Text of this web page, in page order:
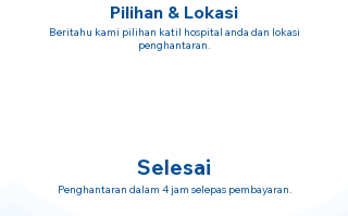
Pilihan & Lokasi
Beritahu kami pilihan katil hospital anda dan lokasi
penghantaran.
Selesai
Penghantaran dalam 4 jam selepas pembayaran.